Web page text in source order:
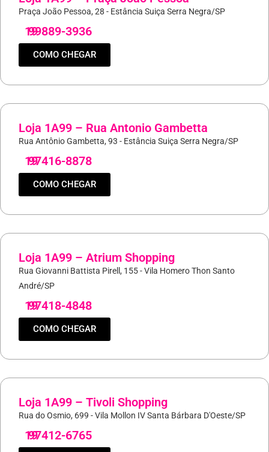
Praça João Pessoa, 28 - Estância Suiça Serra Negra/SP
19
99889-3936
COMO CHEGAR
Loja 1A99 – Rua Antonio Gambetta
Rua Antônio Gambetta, 93 - Estância Suiça Serra Negra/SP
19
97416-8878
COMO CHEGAR
Loja 1A99 – Atrium Shopping
Rua Giovanni Battista Pirell, 155 - Vila Homero Thon Santo
André/SP
19
97418-4848
COMO CHEGAR
Loja 1A99 – Tivoli Shopping
Rua do Osmio, 699 - Vila Mollon IV Santa Bárbara D'Oeste/SP
19
97412-6765